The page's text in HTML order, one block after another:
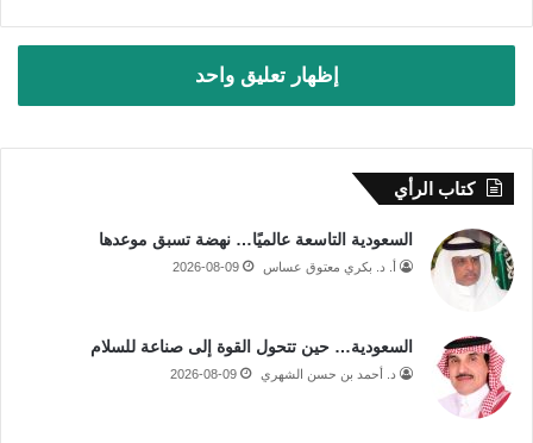
إظهار تعليق واحد
كتاب الرأي
السعودية التاسعة عالميًا… نهضة تسبق موعدها
أ. د. بكري معتوق عساس 2026-08-09
السعودية… حين تتحول القوة إلى صناعة للسلام
د. أحمد بن حسن الشهري 2026-08-09